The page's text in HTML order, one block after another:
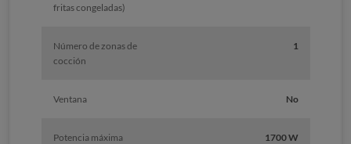
fritas congeladas)
Número de zonas de
cocción
1
Ventana No
Potencia máxima 1700 W